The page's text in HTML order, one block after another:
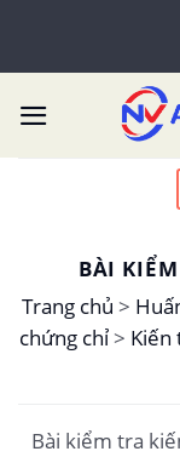
content
BÀI
Trang chủ >
chứng chỉ> Kiến
Bài kiểm tra